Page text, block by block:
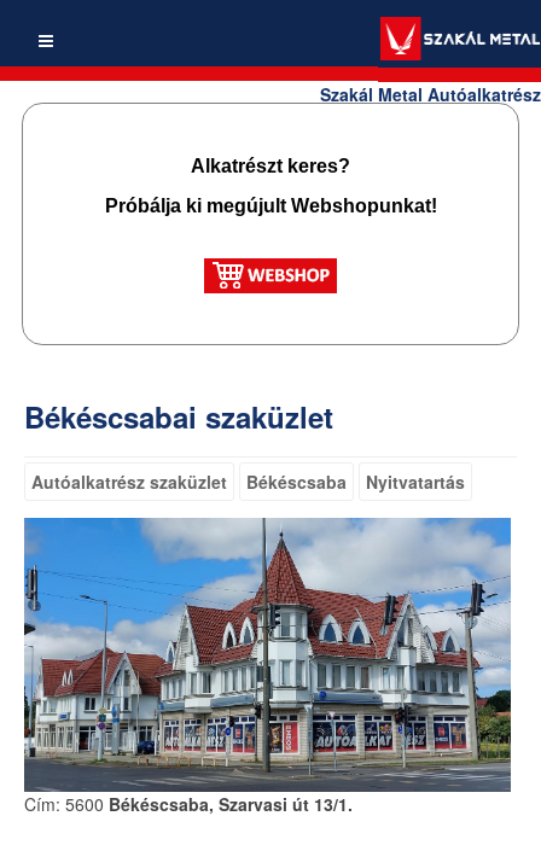
Szakál Metal Autóalkatrész
Alkatrészt keres?
Próbálja ki megújult Webshopunkat!
Békéscsabai szaküzlet
Autóalkatrész szaküzlet Békéscsaba Nyitvatartás
Cím: 5600 Békéscsaba, Szarvasi út 13/1.